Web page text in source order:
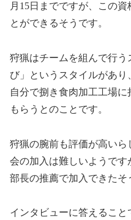
月15日までですが、この
とができるそうです。
狩猟はチームを組んで行
び」というスタイルがあ
自分で捌き食肉加工工場
もらうとのことです。
狩猟の腕前も評価が高い
会の加入は難しいようで
部長の推薦で加入できたそ
インタビューに答えるこ